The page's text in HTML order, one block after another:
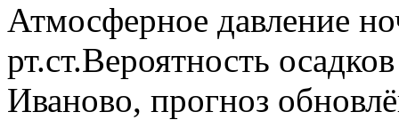
Атмосферное давление
рт.ст.Вероятность
Иваново, прогноз